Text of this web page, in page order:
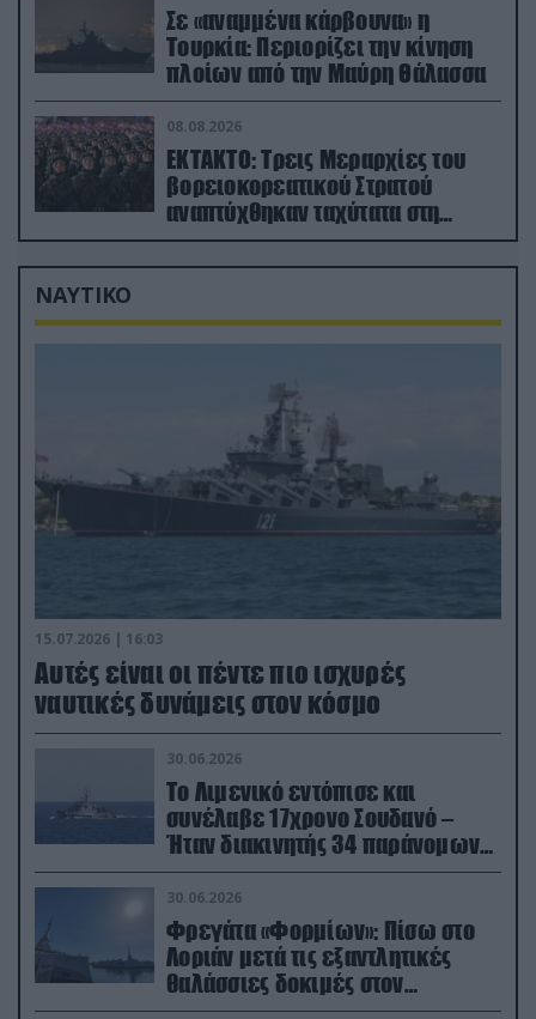
Σε «αναμμένα κάρβουνα» η
Τουρκία: Περιορίζει την κίνηση
πλοίων από την Μαύρη Θάλασσα
08.08.2026
ΕΚΤΑΚΤΟ: Τρεις Μεραρχίες του
βορειοκορεατικού Στρατού
αναπτύχθηκαν ταχύτατα στη
Ρωσία
ΝΑΥΤΙΚΟ
15.07.2026 | 16:03
Aυτές είναι οι πέντε πιο ισχυρές
ναυτικές δυνάμεις στον κόσμο
30.06.2026
Το Λιμενικό εντόπισε και
συνέλαβε 17χρονο Σουδανό –
Ήταν διακινητής 34 παράνομων
μεταναστών
30.06.2026
Φρεγάτα «Φορμίων»: Πίσω στο
Λοριάν μετά τις εξαντλητικές
θαλάσσιες δοκιμές στον
απαιτητικό Βισκαϊκό